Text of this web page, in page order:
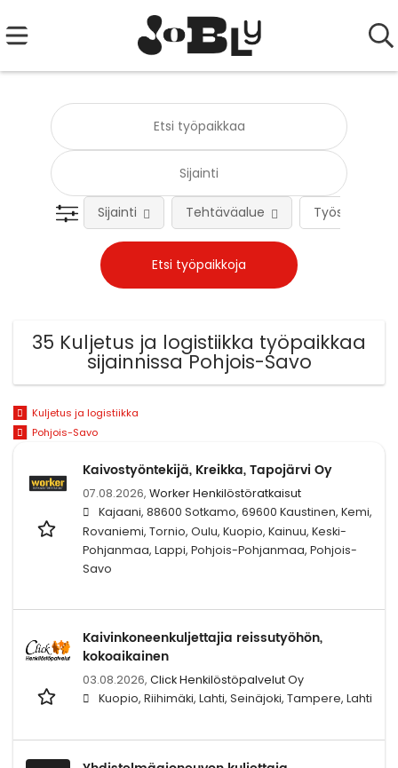
Työsuhteen
Sijainti Tehtäväalue
35 Kuljetus ja logistiikka työpaikkaa
sijainnissa Pohjois-Savo
Kuljetus ja logistiikka
Pohjois-Savo
Kaivostyöntekijä, Kreikka, Tapojärvi Oy
07.08.2026, Worker Henkilöstöratkaisut
Kajaani, 88600 Sotkamo, 69600 Kaustinen, Kemi,
Rovaniemi, Tornio, Oulu, Kuopio, Kainuu, Keski-
Pohjanmaa, Lappi, Pohjois-Pohjanmaa, Pohjois-
Savo
Kaivinkoneenkuljettajia reissutyöhön,
kokoaikainen
03.08.2026, Click Henkilöstöpalvelut Oy
Kuopio, Riihimäki, Lahti, Seinäjoki, Tampere, Lahti